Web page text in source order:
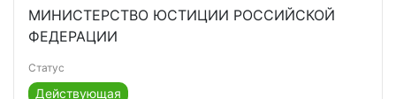
МИНИСТЕРСТВО ЮСТИЦИИ РОССИЙСКОЙ
ФЕДЕРАЦИИ
Статус
Действующая